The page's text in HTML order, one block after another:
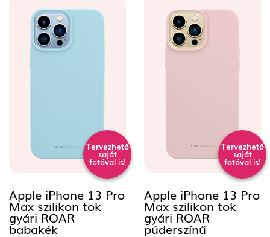
Tervezhető
saját
fotóval is!
Apple iPhone 13 Pro
Max szilikon tok
gyári ROAR
babakék
Tervezhető
saját
fotóval is!
Apple iPhone 13 Pro
Max szilikon tok
gyári ROAR
púderszínű